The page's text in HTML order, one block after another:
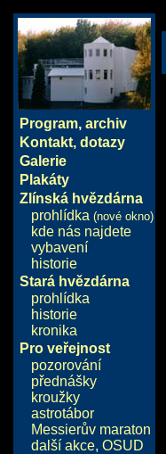
Program, archiv
Kontakt, dotazy
Galerie
Plakáty
Zlínská hvězdárna
prohlídka (nové okno)
kde nás najdete
vybavení
historie
Stará hvězdárna
prohlídka
historie
kronika
Pro veřejnost
pozorování
přednášky
kroužky
astrotábor
Messierův maraton
další akce, OSUD